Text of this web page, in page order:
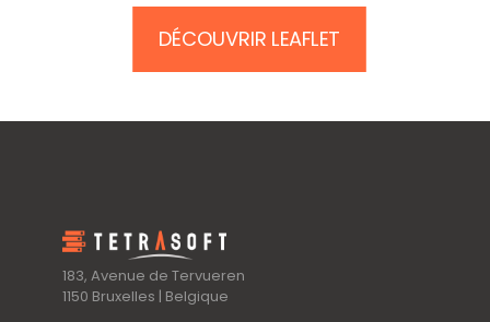
DÉCOUVRIR LEAFLET
183, Avenue de Tervueren
1150 Bruxelles | Belgique